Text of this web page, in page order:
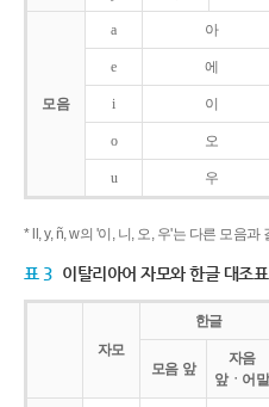
모음
a 아
e 에
i 이
o 오
u 우
* ll, y, ñ, w의 '이, 니, 오, 우'는 다른 모음
표 3 이탈리아어 자모와 한글 대조표
자모
한글
모음 앞
자음
앞ㆍ어말